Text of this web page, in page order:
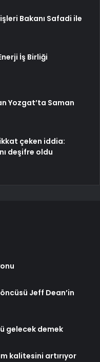
Bakanı Safadi ile
İş Birliği
Yozgat’ta Saman
çeken iddia:
deşifre oldu
Jeff Dean’in
gelecek demek
kalitesini artırıyor